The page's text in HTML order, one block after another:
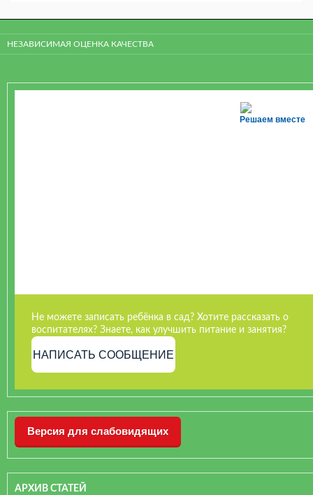
НЕЗАВИСИМАЯ ОЦЕНКА КАЧЕСТВА
Решаем вместе
Не можете записать ребёнка в сад? Хотите рассказать о
воспитателях? Знаете, как улучшить питание и занятия?
НАПИСАТЬ СООБЩЕНИЕ
Версия для слабовидящих
АРХИВ СТАТЕЙ